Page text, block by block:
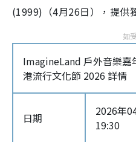
(1999)（4月26日），提供
ImagineLand 戶外音樂嘉
港流行文化節 2026 詳情
日期
2026年
19:30